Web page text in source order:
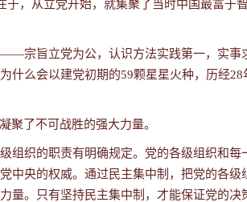
，从立党开始，就集聚了当时中国最富于
宗旨立党为公，认识方法实践第一，实事
么会以建党初期的59颗星星火种，历经
聚了不可战胜的强大力量。
组织的职责有明确规定。党的各级组织和每
中央的权威。通过民主集中制，把党的各
量。只有坚持民主集中制，才能保证党的